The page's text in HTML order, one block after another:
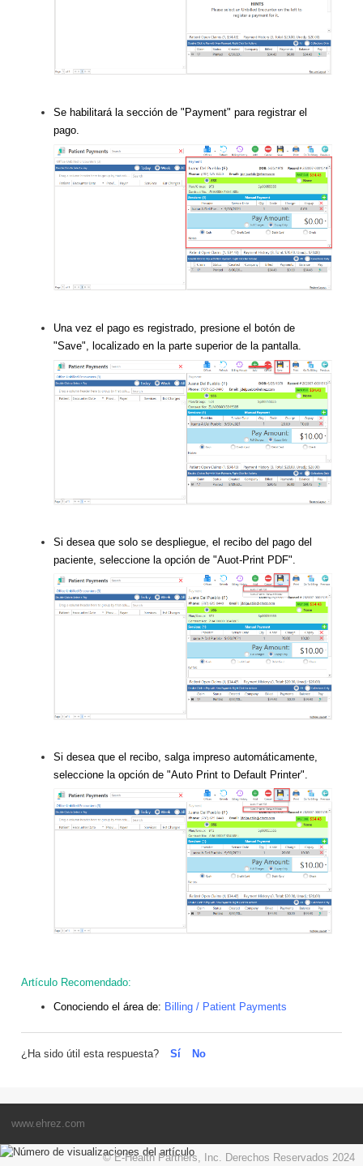
Se habilitará la sección de "Payment" para registrar el
pago.
Una vez el pago es registrado, presione el botón de
"Save", localizado en la parte superior de la pantalla.
Si desea que solo se despliegue, el recibo del pago del
paciente, seleccione la opción de "Auot-Print PDF".
Si desea que el recibo, salga impreso automáticamente,
seleccione la opción de "Auto Print to Default Printer".
Artículo Recomendado:
Conociendo el área de: Billing / Patient Payments
¿Ha sido útil esta respuesta? Sí No
www.ehrez.com
© E-Health Partners, Inc. Derechos Reservados 2024